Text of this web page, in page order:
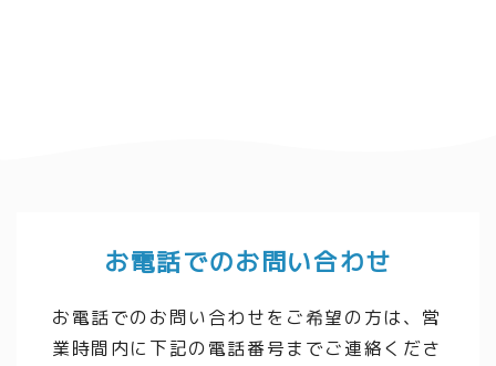
お電話でのお問い合わせ
お電話でのお問い合わせをご希望の方は、営
業時間内に下記の電話番号までご連絡くださ